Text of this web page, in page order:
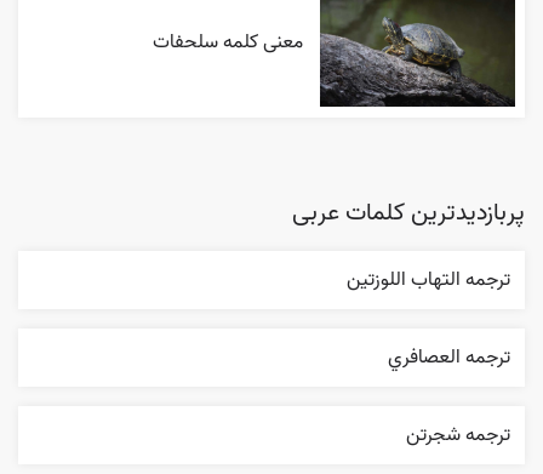
معنی کلمه سلحفات
پربازدیدترین کلمات عربی
ترجمه التهاب اللوزتين
ترجمه العصافري
ترجمه شجرتن